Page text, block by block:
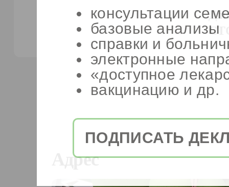
Адрес
консультации
базовые анализы
справки и
электронные
«доступное
вакцинацию и др.
ПОДПИСАТЬ